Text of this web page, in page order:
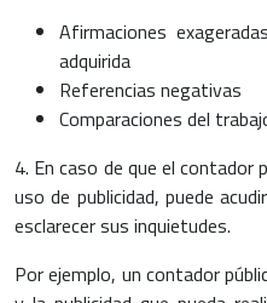
Afirmaciones
adquirida
Referencias negativas
Comparaciones del
4. En caso de que el contador
uso de publicidad, puede
esclarecer sus inquietudes.
Por ejemplo, un contador